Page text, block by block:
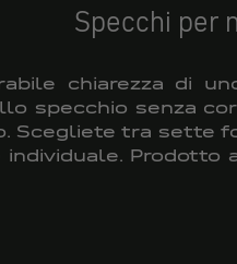
Specchi per
chiarezza di
specchio senza
Scegliete tra sette
Prodotto